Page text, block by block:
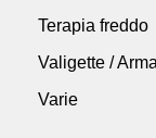
Terapia freddo
Valigette /
Varie